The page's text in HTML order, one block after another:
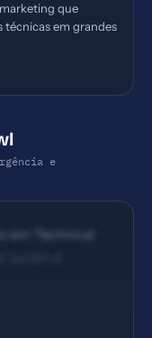
que
técnicas em grandes
e
em 'Technical
promessa
presentes,